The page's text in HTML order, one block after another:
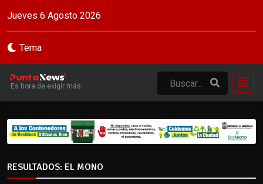
Jueves 6 Agosto 2026
Tema
Es hora de exigir más
RESULTADOS: EL MONO